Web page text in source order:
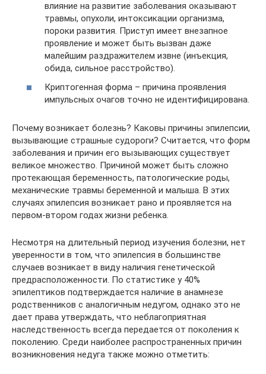
влияние на развитие заболевания оказывают
травмы, опухоли, интоксикации организма,
пороки развития. Приступ имеет внезапное
проявление и может быть вызван даже
малейшим раздражителем извне (инъекция,
обида, сильное расстройство).
Криптогенная форма – причина проявления
импульсных очагов точно не идентифицирована.
Почему возникает болезнь? Каковы причины эпилепсии,
вызывающие страшные судороги? Считается, что форм
заболевания и причин его вызывающих существует
великое множество. Причиной может быть сложно
протекающая беременность, патологические роды,
механические травмы беременной и малыша. В этих
случаях эпилепсия возникает рано и проявляется на
первом-втором годах жизни ребенка.
Несмотря на длительный период изучения болезни, нет
уверенности в том, что эпилепсия в большинстве
случаев возникает в виду наличия генетической
предрасположенности. По статистике у 40%
эпилептиков подтверждается наличие в анамнезе
родственников с аналогичным недугом, однако это не
дает права утверждать, что неблагоприятная
наследственность всегда передается от поколения к
поколению. Среди наиболее распространенных причин
возникновения недуга также можно отметить: